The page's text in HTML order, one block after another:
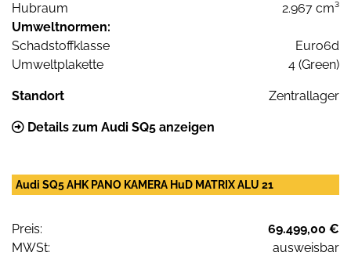
Hubraum
2.967 cm³
Umweltnormen:
Schadstoffklasse
Euro6d
Umweltplakette
4 (Green)
Standort Zentrallager
Details zum Audi SQ5 anzeigen
Audi SQ5 AHK PANO KAMERA HuD MATRIX ALU 21
Preis:
69.499,00 €
MWSt:
ausweisbar